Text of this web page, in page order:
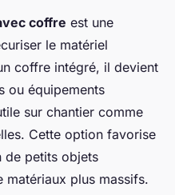
coffre est une
le matériel
coffre intégré, il devient
ou équipements
sur chantier comme
Cette option favorise
de petits objets
plus massifs.